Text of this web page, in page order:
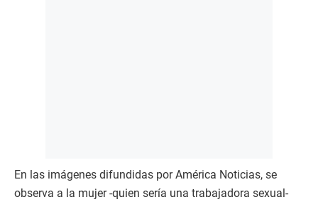
En las imágenes difundidas por América Noticias, se
observa a la mujer -quien sería una trabajadora sexual-